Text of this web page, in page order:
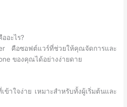
อะไร?
คือซอฟต์แวร์ที่ช่วยให้คุณจัดการและ
ของคุณได้อย่างง่ายดาย
าใจง่าย เหมาะสำหรับทั้งผู้เริ่มต้นและ